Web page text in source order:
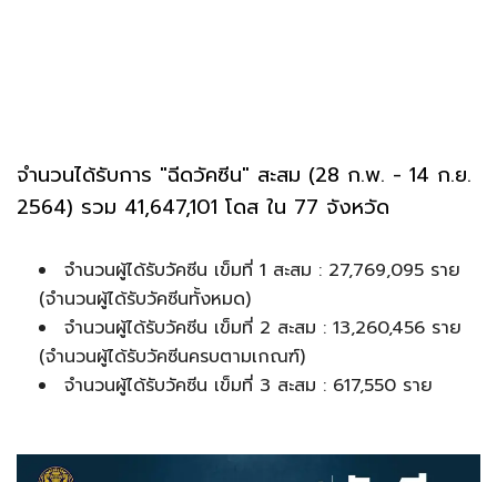
จำนวนได้รับการ "ฉีดวัคซีน" สะสม (28 ก.พ. - 14 ก.ย.
2564) รวม 41,647,101 โดส ใน 77 จังหวัด
จำนวนผู้ได้รับวัคซีน เข็มที่ 1 สะสม : 27,769,095 ราย
(จำนวนผู้ได้รับวัคซีนทั้งหมด)
จำนวนผู้ได้รับวัคซีน เข็มที่ 2 สะสม : 13,260,456 ราย
(จำนวนผู้ได้รับวัคซีนครบตามเกณฑ์)
จำนวนผู้ได้รับวัคซีน เข็มที่ 3 สะสม : 617,550 ราย